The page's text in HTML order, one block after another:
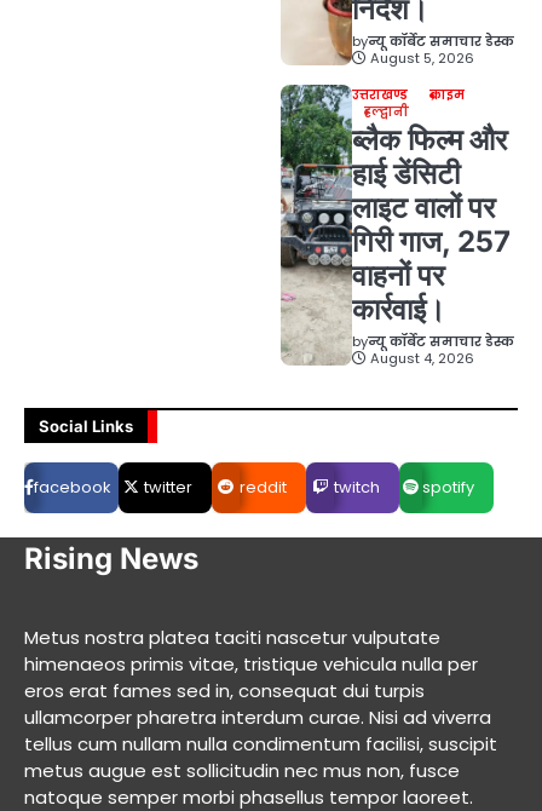
निर्देश।
byन्यू कॉर्बेट समाचार डेस्क
August 5, 2026
उत्तराखण्ड
क्राइम
हल्द्वानी
ब्लैक फिल्म और
हाई डेंसिटी
लाइट वालों पर
गिरी गाज, 257
वाहनों पर
कार्रवाई।
byन्यू कॉर्बेट समाचार डेस्क
August 4, 2026
Social Links
facebook twitter reddit twitch spotify
Rising News
Metus nostra platea taciti nascetur vulputate
himenaeos primis vitae, tristique vehicula nulla per
eros erat fames sed in, consequat dui turpis
ullamcorper pharetra interdum curae. Nisi ad viverra
tellus cum nullam nulla condimentum facilisi, suscipit
metus augue est sollicitudin nec mus non, fusce
natoque semper morbi phasellus tempor laoreet.